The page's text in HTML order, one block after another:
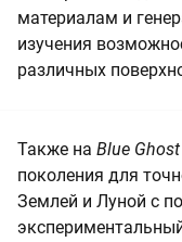
материалам и
изучения
различных
Также на Blue Ghost
поколения для
Землей и Луной с